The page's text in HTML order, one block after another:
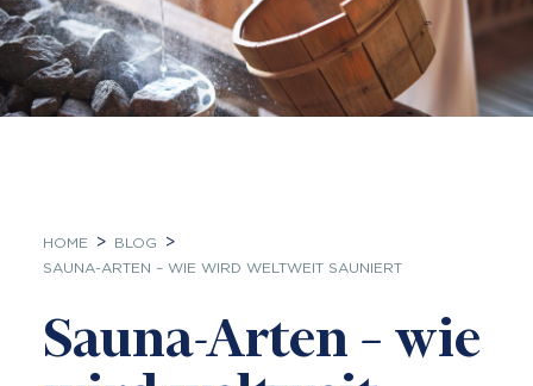
HOME
BLOG
SAUNA-ARTEN – WIE WIRD WELTWEIT SAUNIERT
Sauna-Arten – wie